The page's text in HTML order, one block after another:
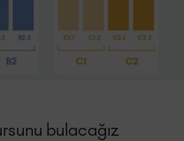
bulacağız